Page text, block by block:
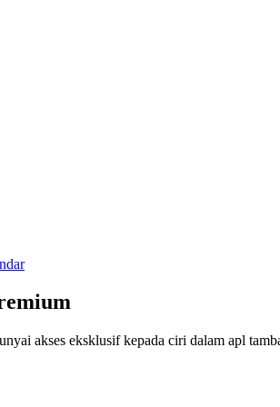
akses eksklusif kepada ciri dalam apl